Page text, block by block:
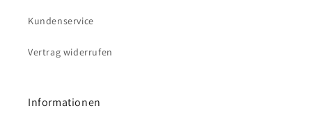
Kundenservice
Vertrag widerrufen
Informationen